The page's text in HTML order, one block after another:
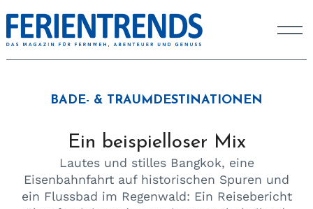
BADE- & TRAUMDESTINATIONEN
Ein beispielloser Mix
Lautes und stilles Bangkok, eine
Eisenbahnfahrt auf historischen Spuren und
ein Flussbad im Regenwald: Ein Reisebericht